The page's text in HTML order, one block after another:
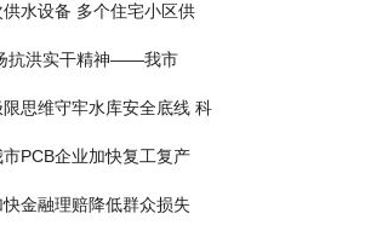
水设备 多个住宅小区供
抗洪实干精神——我市
思维守牢水库安全底线 科
PCB企业加快复工复产
金融理赔降低群众损失